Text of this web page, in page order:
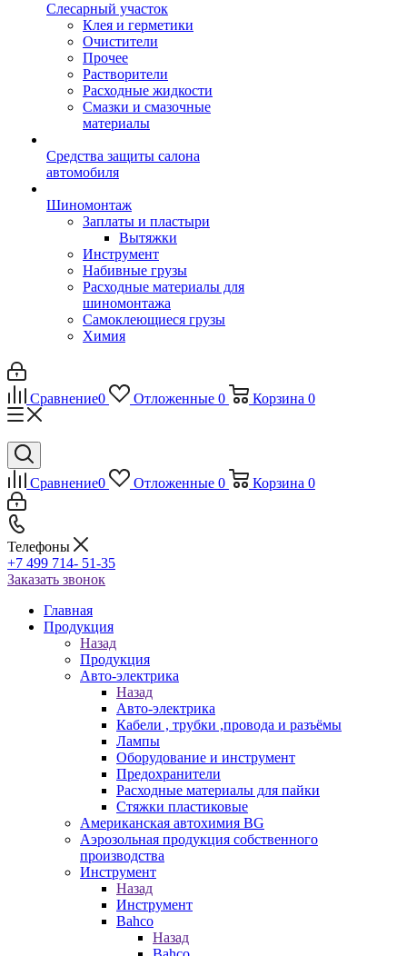
Слесарный участок
Клея и герметики
Очистители
Прочее
Растворители
Расходные жидкости
Смазки и смазочные
материалы
Средства защиты салона
автомобиля
Шиномонтаж
Заплаты и пластыри
Вытяжки
Инструмент
Набивные грузы
Расходные материалы для
шиномонтажа
Самоклеющиеся грузы
Химия
Сравнение0 Отложенные 0 Корзина 0
Сравнение0 Отложенные 0 Корзина 0
Телефоны
+7 499 714- 51-35
Заказать звонок
Главная
Продукция
Назад
Продукция
Авто-электрика
Назад
Авто-электрика
Кабели , трубки ,провода и разъёмы
Лампы
Оборудование и инструмент
Предохранители
Расходные материалы для пайки
Стяжки пластиковые
Американская автохимия BG
Аэрозольная продукция собственного
производства
Инструмент
Назад
Инструмент
Bahco
Назад